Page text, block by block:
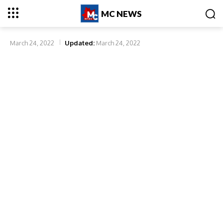
MC NEWS
March 24, 2022 Updated: March 24, 2022